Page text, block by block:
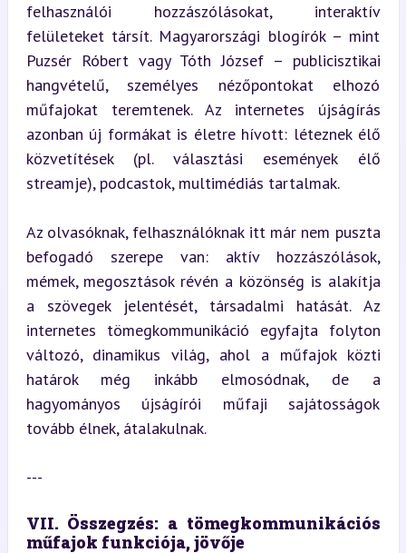
felhasználói hozzászólásokat, interaktív
felületeket társít. Magyarországi blogírók – mint
Puzsér Róbert vagy Tóth József – publicisztikai
hangvételű, személyes nézőpontokat elhozó
műfajokat teremtenek. Az internetes újságírás
azonban új formákat is életre hívott: léteznek élő
közvetítések (pl. választási események élő
streamje), podcastok, multimédiás tartalmak.
Az olvasóknak, felhasználóknak itt már nem puszta
befogadó szerepe van: aktív hozzászólások,
mémek, megosztások révén a közönség is alakítja
a szövegek jelentését, társadalmi hatását. Az
internetes tömegkommunikáció egyfajta folyton
változó, dinamikus világ, ahol a műfajok közti
határok még inkább elmosódnak, de a
hagyományos újságírói műfaji sajátosságok
tovább élnek, átalakulnak.
---
VII. Összegzés: a tömegkommunikációs
műfajok funkciója, jövője